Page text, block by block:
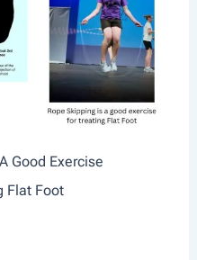
Good Exercise
Flat Foot